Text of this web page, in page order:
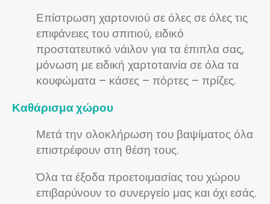
Επίστρωση χαρτονιού σε όλες σε όλες τις
επιφάνειες του σπιτιού, ειδικό
προστατευτικό νάιλον για τα έπιπλα σας,
μόνωση με ειδική χαρτοταινία σε όλα τα
κουφώματα – κάσες – πόρτες – πρίζες.
Καθάρισμα χώρου
Μετά την ολοκλήρωση του βαψίματος όλα
επιστρέφουν στη θέση τους.
Όλα τα έξοδα προετοιμασίας του χώρου
επιβαρύνουν το συνεργείο μας και όχι εσάς.